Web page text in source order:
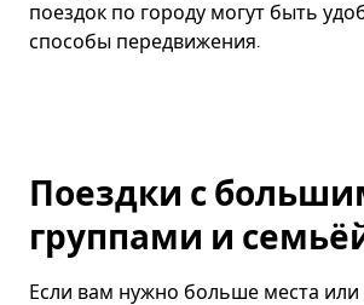
поездок по городу могут быть
способы передвижения.
Поездки с
группами и
Если вам нужно больше места